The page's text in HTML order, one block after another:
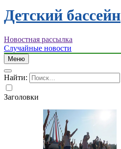
Детский бассейн
Новостная рассылка
Случайные новости
Меню
Найти:
Заголовки